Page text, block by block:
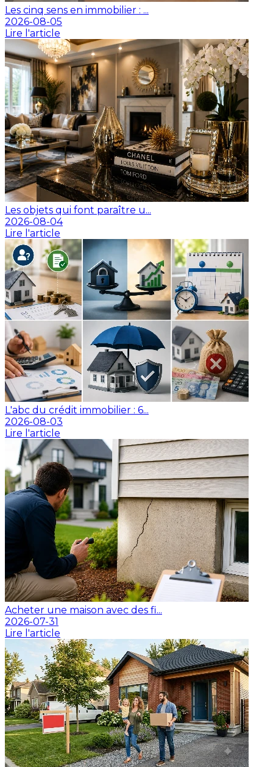
Les cinq sens en immobilier : ...
2026-08-05
Lire l'article
Les objets qui font paraître u...
2026-08-04
Lire l'article
L'abc du crédit immobilier : 6...
2026-08-03
Lire l'article
Acheter une maison avec des fi...
2026-07-31
Lire l'article